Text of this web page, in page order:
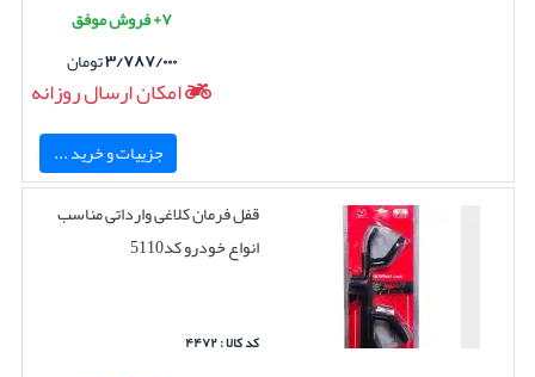
۷+ فروش موفق
۳/۷۸۷/۰۰۰تومان
امکان ارسال روزانه
جزییات و خرید ...
قفل فرمان کلاغی وارداتی مناسب
انواع خودرو کد5110
کد کالا : ۴۴۷۲